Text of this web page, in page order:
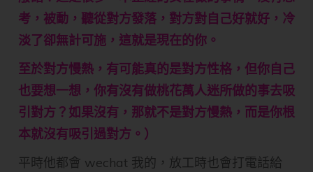
考，被動，聽從對方發落，對方對自己好就好，冷
淡了卻無計可施，這就是現在的你。
至於對方慢熱，有可能真的是對方性格，但你自己
也要想一想，你有沒有做桃花萬人迷所做的事去吸
引對方？如果沒有，那就不是對方慢熱，而是你根
本就沒有吸引過對方。）
平時他都會 wechat 我的，放工時也會打電話給